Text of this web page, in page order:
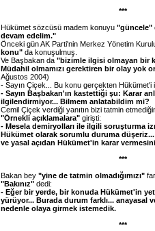
***
Hükümet sözcüsü madem konuyu "güncele"
devam edelim."
Önceki gün AK Parti'nin Merkez Yönetim
konu" da konuşulmuş.
Ve Başbakan da "bizimle ilgisi olmayan bir
Müdahil olmamızı gerektiren bir olay yok
Ağustos 2004)
- Sayın Çiçek... Bu konu gerçekten Hükümet'i
- Sayın Başbakan'ın kastettiği şu: Karar
ilgilendirmiyor... Bilmem anlatabildim mi?
Cemil Çiçek verdiği yanıtın bizi tatmin
"Örnekli açıklamalara" girişti:
- Mesela demiryolları ile ilgili soruşturma
Hükümet olarak sorumlu duruma
ve yasal açıdan Hükümet'in karar
***
Bakan bey "yine de tatmin olmadığımızı"
"Bakınız" dedi:
- Eğer bir yerde, bir konuda Hükümet'in
yürüyor... Burada durum farklı... anayasal
nedenle olaya girmek istemedik.
***